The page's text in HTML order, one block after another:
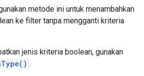
metode ini untuk menambahkan
ke filter tanpa mengganti kriteria
jenis kriteria boolean, gunakan
.